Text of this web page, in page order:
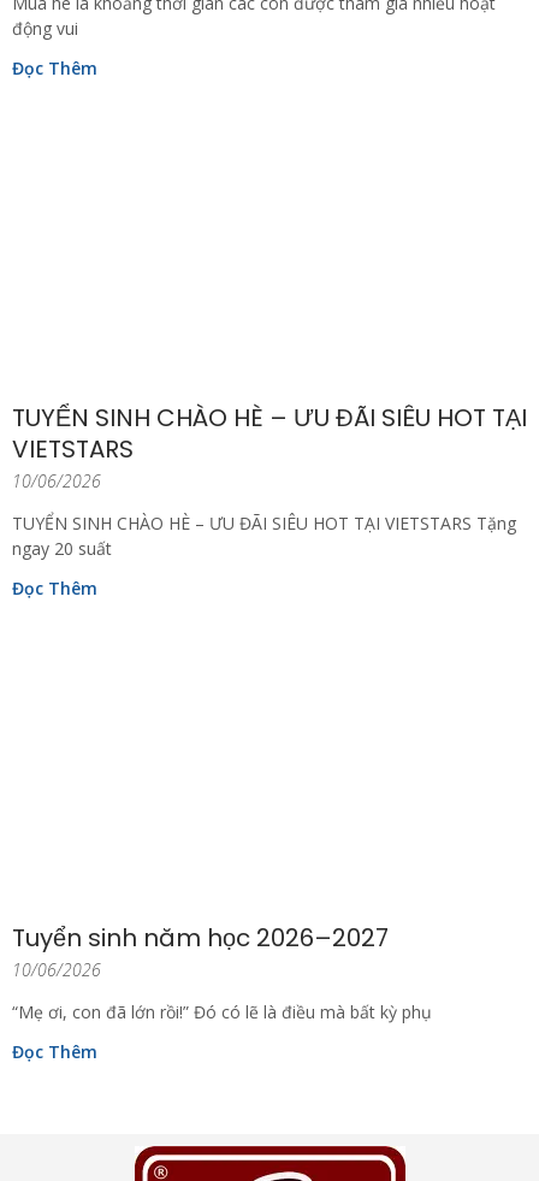
động vui
Đọc Thêm
TUYỂN SINH CHÀO HÈ – ƯU ĐÃI SIÊU HOT TẠI
VIETSTARS
10/06/2026
TUYỂN SINH CHÀO HÈ – ƯU ĐÃI SIÊU HOT TẠI VIETSTARS Tặng
ngay 20 suất
Đọc Thêm
Tuyển sinh năm học 2026–2027
10/06/2026
“Mẹ ơi, con đã lớn rồi!” Đó có lẽ là điều mà bất kỳ phụ
Đọc Thêm